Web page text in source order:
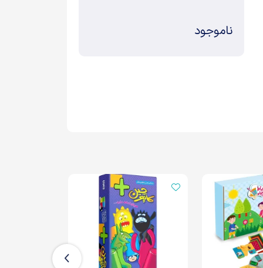
ناموجود